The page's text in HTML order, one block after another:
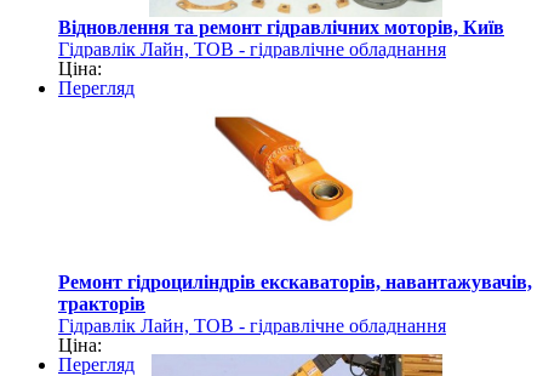
Відновлення та ремонт гідравлічних моторів, Київ
Гідравлік Лайн, ТОВ - гідравлічне обладнання
Ціна:
Перегляд
Ремонт гідроциліндрів екскаваторів, навантажувачів,
тракторів
Гідравлік Лайн, ТОВ - гідравлічне обладнання
Ціна:
Перегляд